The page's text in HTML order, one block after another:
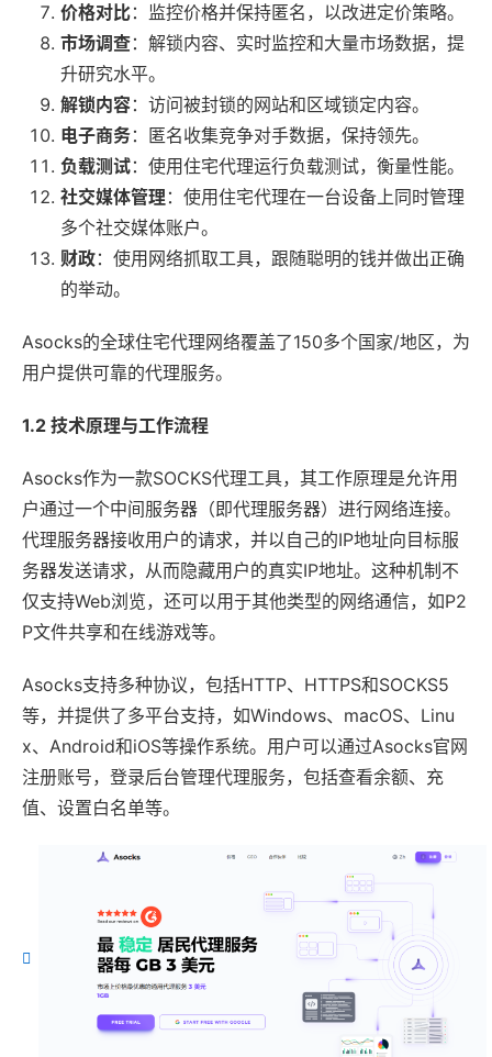
价格对比：监控价格并保持匿名，以改进定价策略。
市场调查：解锁内容、实时监控和大量市场数据，提
升研究水平。
解锁内容：访问被封锁的网站和区域锁定内容。
电子商务：匿名收集竞争对手数据，保持领先。
负载测试：使用住宅代理运行负载测试，衡量性能。
社交媒体管理 ：使用住宅代理在一台设备上同时管理
多个社交媒体账户。
财政：使用网络抓取工具，跟随聪明的钱并做出正确
的举动。
Asocks的全球住宅代理网络覆盖了150多个国家/地区，为
用户提供可靠的代理服务。
1.2 技术原理与工作流程
Asocks作为一款SOCKS代理工具，其工作原理是允许用
户通过一个中间服务器（即代理服务器）进行网络连接。
代理服务器接收用户的请求，并以自己的IP地址向目标服
务器发送请求，从而隐藏用户的真实IP地址。这种机制不
仅支持Web浏览，还可以用于其他类型的网络通信，如P2
P文件共享和在线游戏等。
Asocks支持多种协议，包括HTTP、HTTPS和SOCKS5
等，并提供了多平台支持，如Windows、macOS、Linu
x、Android和iOS等操作系统。用户可以通过Asocks官网
注册账号，登录后台管理代理服务，包括查看余额、充
值、设置白名单等。